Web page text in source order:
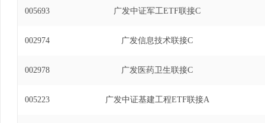
005693 广发中证军工ETF联接C
002974 广发信息技术联接C
002978 广发医药卫生联接C
005223 广发中证基建工程ETF联接A